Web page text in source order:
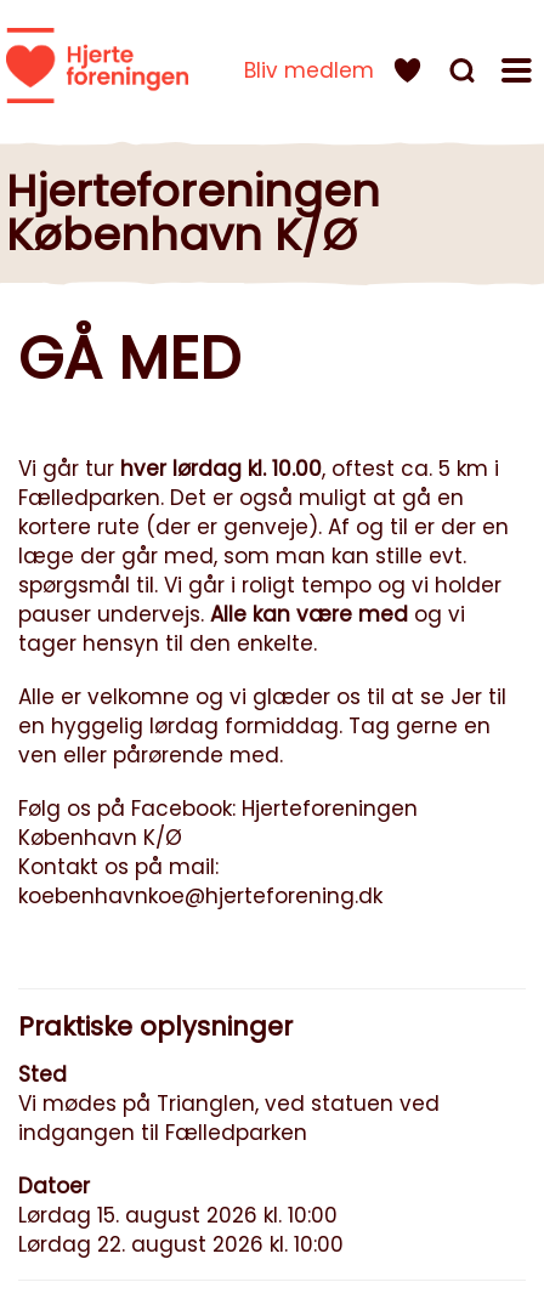
Bliv medlem
Hjerteforeningen
København K/Ø
GÅ MED
Vi går tur hver lørdag kl. 10.00, oftest ca. 5 km i
Fælledparken. Det er også muligt at gå en
kortere rute (der er genveje). Af og til er der en
læge der går med, som man kan stille evt.
spørgsmål til. Vi går i roligt tempo og vi holder
pauser undervejs.Alle kan være med og vi
tager hensyn til den enkelte.
Alle er velkomne og vi glæder os til at se Jer til
en hyggelig lørdag formiddag. Tag gerne en
ven eller pårørende med.
Følg os på Facebook: Hjerteforeningen
København K/Ø
Kontakt os på mail:
koebenhavnkoe@hjerteforening.dk
Praktiske oplysninger
Sted
Vi mødes på Trianglen, ved statuen ved
indgangen til Fælledparken
Datoer
Lørdag 15. august 2026 kl. 10:00
Lørdag 22. august 2026 kl. 10:00